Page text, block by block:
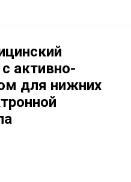
активно-
для нижних